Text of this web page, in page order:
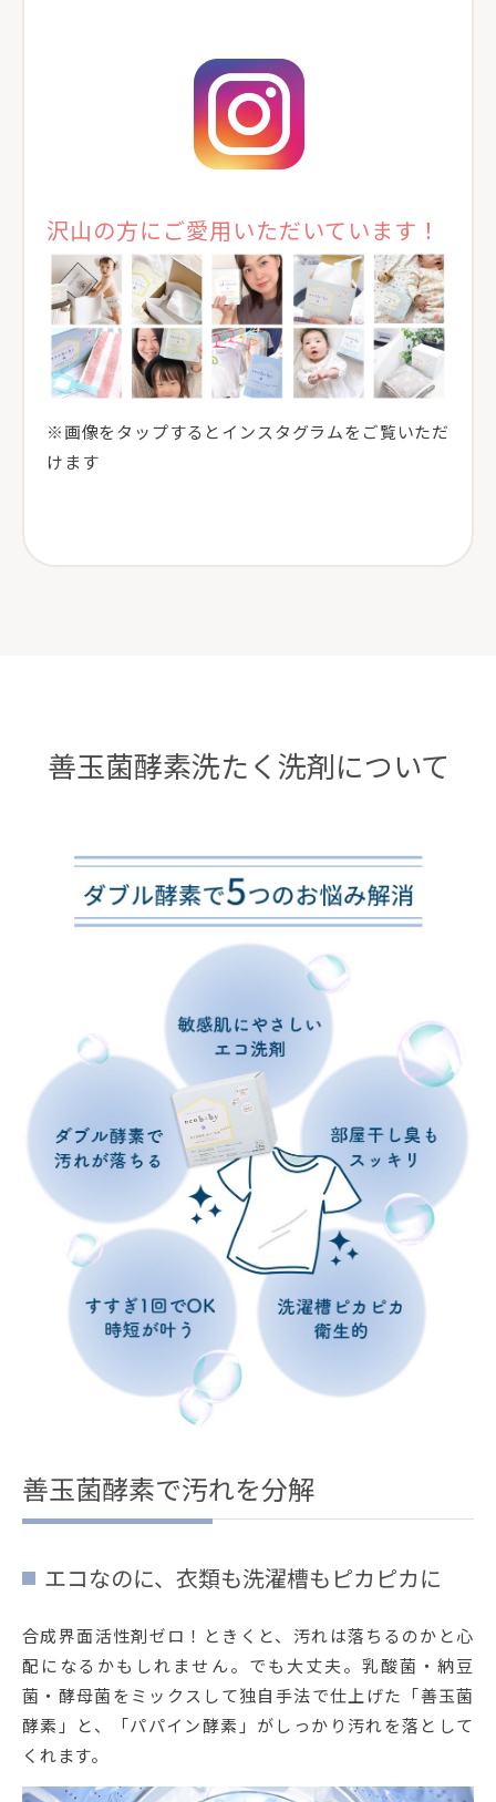
沢山の方にご愛用いただいています！
※画像をタップするとインスタグラムをご覧いただ
けます
善玉菌酵素洗たく洗剤について
善玉菌酵素で汚れを分解
エコなのに、衣類も洗濯槽もピカピカに
合成界面活性剤ゼロ！ときくと、汚れは落ちるのかと心
配になるかもしれません。でも大丈夫。乳酸菌・納豆
菌・酵母菌をミックスして独自手法で仕上げた「善玉菌
酵素」と、「パパイン酵素」がしっかり汚れを落として
くれます。